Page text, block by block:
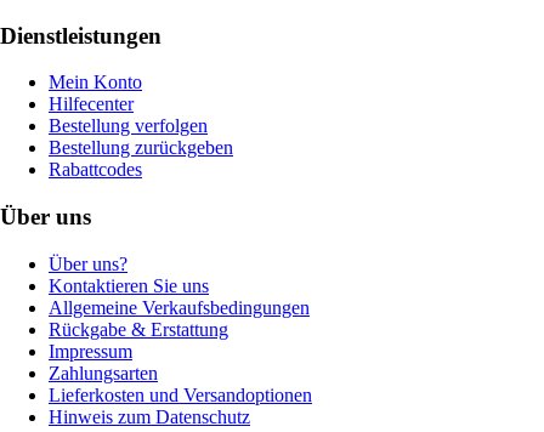
Dienstleistungen
Mein Konto
Hilfecenter
Bestellung verfolgen
Bestellung zurückgeben
Rabattcodes
Über uns
Über uns?
Kontaktieren Sie uns
Allgemeine Verkaufsbedingungen
Rückgabe & Erstattung
Impressum
Zahlungsarten
Lieferkosten und Versandoptionen
Hinweis zum Datenschutz